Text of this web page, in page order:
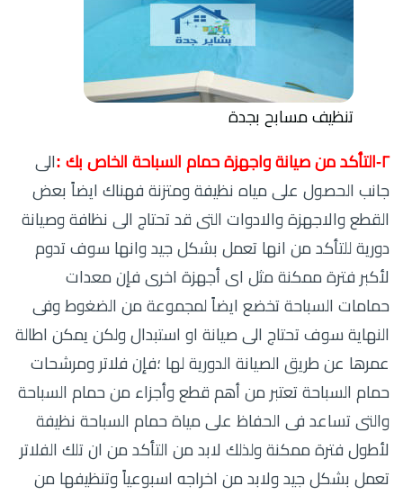
تنظيف مسابح بجدة
٢-التأكد من صيانة واجهزة حمام السباحة الخاص بك :
الى
جانب الحصول على مياه نظيفة ومتزنة فهناك ايضاً بعض
القطع والاجهزة والادوات التى قد تحتاج الى نظافة وصيانة
دورية للتأكد من انها تعمل بشكل جيد وانها سوف تدوم
لأكبر فترة ممكنة مثل اى أجهزة اخرى فإن معدات
حمامات السباحة تخضع ايضاً لمجموعة من الضغوط وفى
النهاية سوف تحتاج الى صيانة او استبدال ولكن يمكن اطالة
عمرها عن طريق الصيانة الدورية لها ؛فإن فلاتر ومرشحات
حمام السباحة تعتبر من أهم قطع وأجزاء من حمام السباحة
والتى تساعد فى الحفاظ على مياة حمام السباحة نظيفة
لأطول فترة ممكنة ولذلك لابد من التأكد من ان تلك الفلاتر
تعمل بشكل جيد ولابد من اخراجه اسبوعياً وتنظيفها من